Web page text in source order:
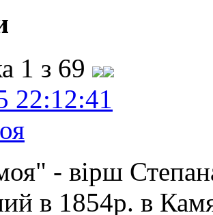
1 з 69
22:12:41
- вірш
в 1854р. в